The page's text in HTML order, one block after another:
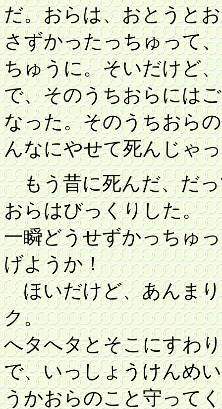
だ。おらは、おとうと
さずかったっちゅって
ちゅうに。そいだけど
で、そのうちおらには
なった。そのうちおら
んなにやせて死んじゃ
もう昔に死んだ、だ
おらはびっくりした。
一瞬どうせずかっちゅ
げようか！
ほいだけど、あんまり
ク。
へタへタとそこにすわ
で、いっしょうけんめ
うかおらのこと守って